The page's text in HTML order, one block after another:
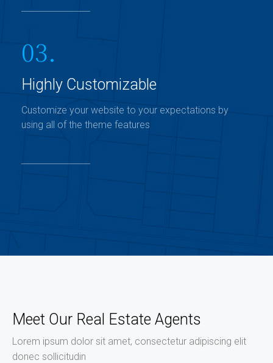
03.
Highly Customizable
Customize your website to your expectations by
using all of the theme features
Meet Our Real Estate Agents
Lorem ipsum dolor sit amet, consectetur adipiscing elit
donec sollicitudin